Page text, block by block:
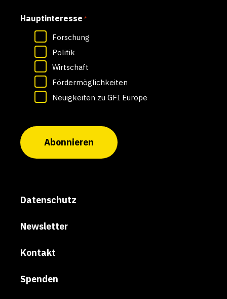
Hauptinteresse *
Forschung
Politik
Wirtschaft
Fördermöglichkeiten
Neuigkeiten zu GFI Europe
Abonnieren
Datenschutz
Newsletter
Kontakt
Spenden